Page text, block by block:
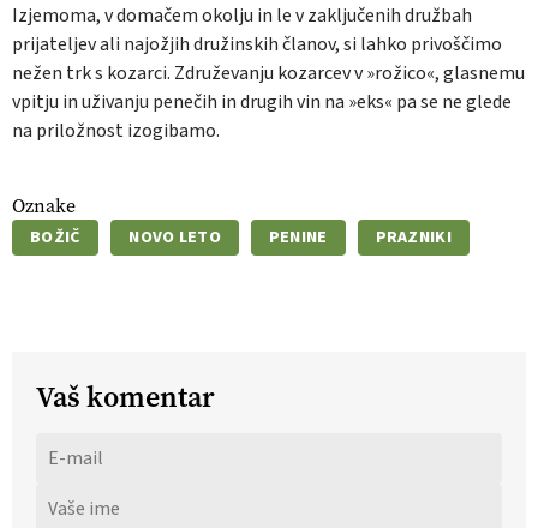
Izjemoma, v domačem okolju in le v zaključenih družbah
prijateljev ali najožjih družinskih članov, si lahko privoščimo
nežen trk s kozarci. Združevanju kozarcev v »rožico«, glasnemu
vpitju in uživanju penečih in drugih vin na »eks« pa se ne glede
na priložnost izogibamo.
Oznake
BOŽIČ NOVO LETO PENINE PRAZNIKI
Vaš komentar